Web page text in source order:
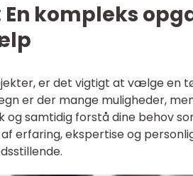
En kompleks
er det vigtigt at vælge en
er der mange muligheder,
samtidig forstå dine behov
erfaring, ekspertise og